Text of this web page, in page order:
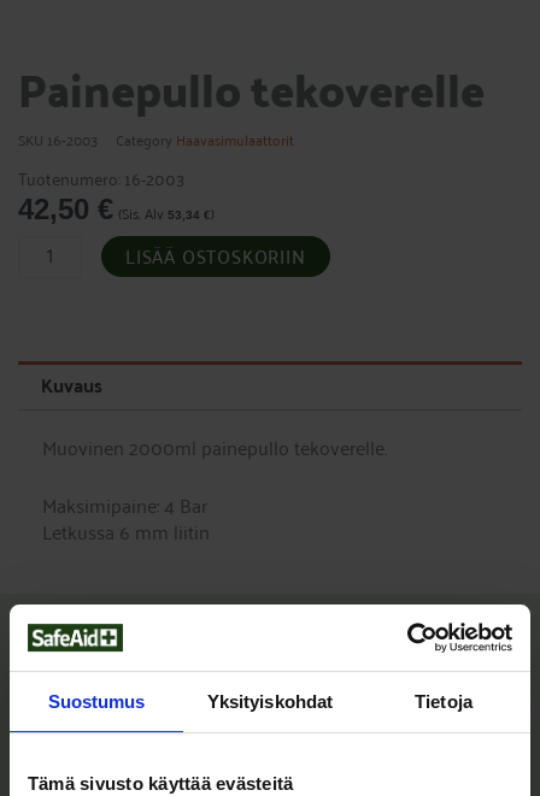
Suostumus Yksityiskohdat Tietoja
Tämä sivusto käyttää evästeitä
Painepullo tekoverelle
SKU 16-2003 Category Haavasimulaattorit
Tuotenumero: 16-2003
42,50 € (Sis. Alv 53,34 €)
Painepullo
tekoverelle LISÄÄ OSTOSKORIIN
Kuvaus
Muovinen 2000ml painepullo tekoverelle.
Maksimipaine: 4 Bar
Letkussa 6 mm liitin
Tutustu myös